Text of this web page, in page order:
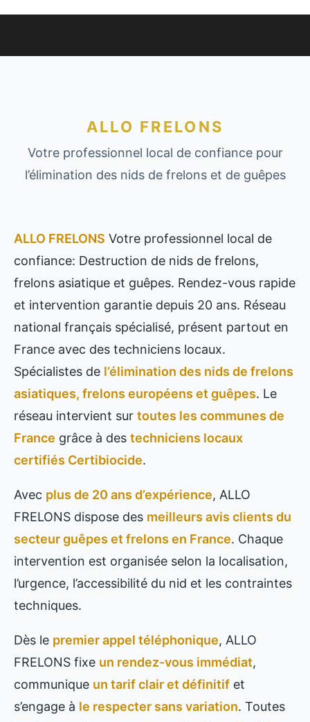
ALLO FRELONS
Votre professionnel local de confiance pour
l’élimination des nids de frelons et de guêpes
ALLO FRELONS Votre professionnel local de
confiance: Destruction de nids de frelons,
frelons asiatique et guêpes. Rendez-vous rapide
et intervention garantie depuis 20 ans. Réseau
national français spécialisé, présent partout en
France avec des techniciens locaux.
Spécialistes de l’élimination des nids de frelons
asiatiques, frelons européens et guêpes. Le
réseau intervient sur toutes les communes de
France grâce à des techniciens locaux
certifiés Certibiocide.
Avec plus de 20 ans d’expérience, ALLO
FRELONS dispose des meilleurs avis clients du
secteur guêpes et frelons en France. Chaque
intervention est organisée selon la localisation,
l’urgence, l’accessibilité du nid et les contraintes
techniques.
Dès le premier appel téléphonique, ALLO
FRELONS fixe un rendez-vous immédiat,
communique un tarif clair et définitif et
s’engage à le respecter sans variation. Toutes